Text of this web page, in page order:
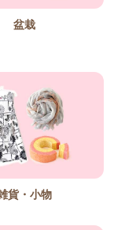
盆栽
貨・小物